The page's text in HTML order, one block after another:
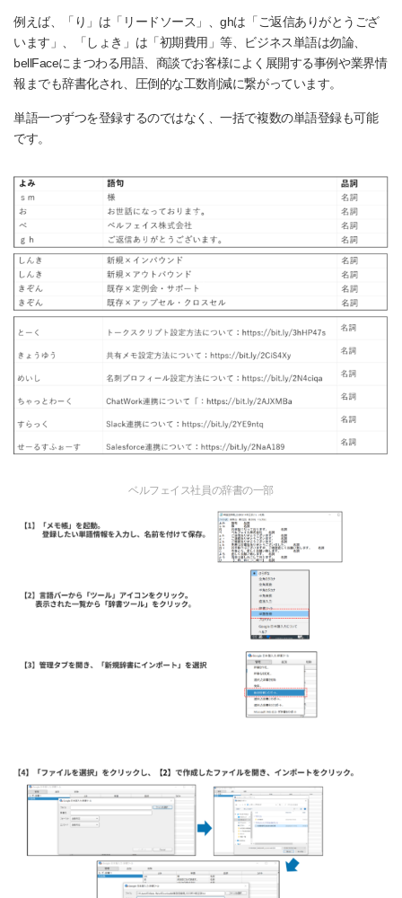
例えば、「り」は「リードソース」、ghは「ご返信ありがとうござ
います」、「しょき」は「初期費用」等、ビジネス単語は勿論、
bellFaceにまつわる用語、商談でお客様によく展開する事例や業界情
報までも辞書化され、圧倒的な工数削減に繋がっています。
単語一つずつを登録するのではなく、一括で複数の単語登録も可能
です。
ベルフェイス社員の辞書の一部